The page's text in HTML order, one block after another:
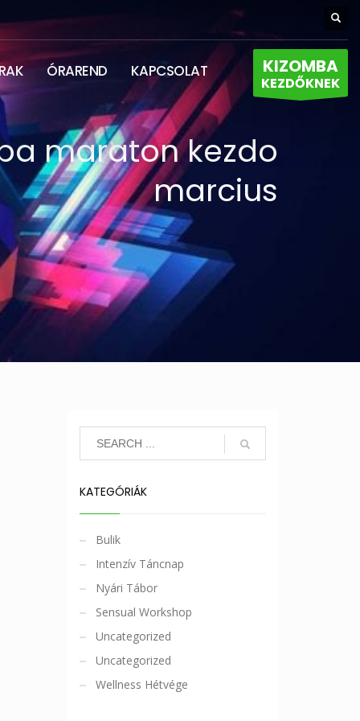
ÓRAREND KAPCSOLAT KIZOMBA
KEZDŐKNEK
maraton kezdo
marcius
KATEGÓRIÁK
Bulik
Intenzív Táncnap
Nyári Tábor
Sensual Workshop
Uncategorized
Uncategorized
Wellness Hétvége